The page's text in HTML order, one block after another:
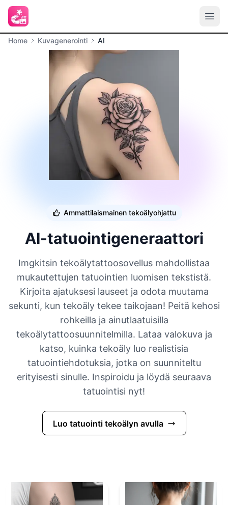
Home Kuvagenerointi AI
Ammattilaismainen tekoälyohjattu
AI-tatuointigeneraattori
Imgkitsin tekoälytattoosovellus mahdollistaa
mukautettujen tatuointien luomisen tekstistä.
Kirjoita ajatuksesi lauseet ja odota muutama
sekunti, kun tekoäly tekee taikojaan! Peitä kehosi
rohkeilla ja ainutlaatuisilla
tekoälytattoosuunnitelmilla. Lataa valokuva ja
katso, kuinka tekoäly luo realistisia
tatuointiehdotuksia, jotka on suunniteltu
erityisesti sinulle. Inspiroidu ja löydä seuraava
tatuointisi nyt!
Luo tatuointi tekoälyn avulla